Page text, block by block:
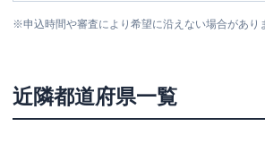
※申込時間や審査により希望に沿えない場合があり
近隣都道府県一覧